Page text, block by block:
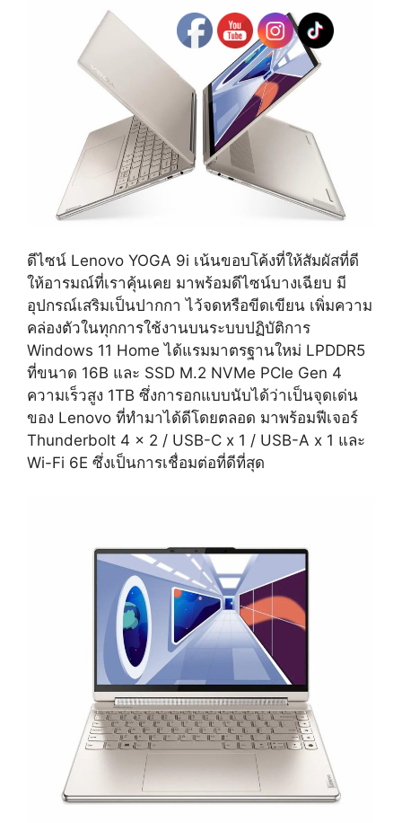
ดีไซน์ Lenovo YOGA 9i เน้นขอบโค้งที่ให้สัมผัสที่ดี
ให้อารมณ์ที่เราคุ้นเคย มาพร้อมดีไซน์บางเฉียบ มี
อุปกรณ์เสริมเป็นปากกา ไว้จดหรือขีดเขียน เพิ่มความ
คล่องตัวในทุกการใช้งานบนระบบปฏิบัติการ
Windows 11 Home ได้แรมมาตรฐานใหม่ LPDDR5
ที่ขนาด 16B และ SSD M.2 NVMe PCIe Gen 4
ความเร็วสูง 1TB ซึ่งการอกแบบนับได้ว่าเป็นจุดเด่น
ของ Lenovo ที่ทำมาได้ดีโดยตลอด มาพร้อมฟีเจอร์
Thunderbolt 4 x 2 / USB-C x 1 / USB-A x 1 และ
Wi-Fi 6E ซึ่งเป็นการเชื่อมต่อที่ดีที่สุด